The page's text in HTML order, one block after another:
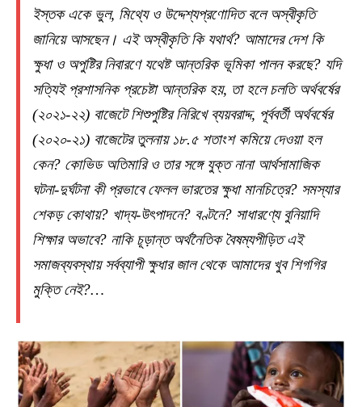
ইস্তক একে ভুল, মিথ্যে ও উদ্দেশ্যপ্রণোদিত বলে অস্বীকৃতি
জানিয়ে আসছেন। এই অস্বীকৃতি কি যথার্থ? আমাদের দেশ কি
ক্ষুধা ও অপুষ্টির নিবারণে যথেষ্ট আন্তরিক ভূমিকা পালন করছে? যদি
সত্যিই প্রশাসনিক প্রচেষ্টা আন্তরিক হয়, তা হলে চলতি অর্থবর্ষের
(২০২১-২২) বাজেটে শিশুপুষ্টির নিরিখে ব্যয়বরাদ্দ, পূর্ববর্তী অর্থবর্ষের
(২০২০-২১) বাজেটের তুলনায় ১৮.৫ শতাংশ কমিয়ে দেওয়া হল
কেন? কোভিড অতিমারি ও তার সঙ্গে যুক্ত নানা আর্থসামাজিক
ঘটনা-দুর্ঘটনা কী প্রভাবে ফেলল ভারতের ক্ষুধা মানচিত্রে? সমস্যার
শেকড় কোথায়? খাদ্য-উৎপাদনে? বণ্টনে? সাধারণ্যে বুনিয়াদি
শিক্ষার অভাবে? নাকি চূড়ান্ত অর্থনৈতিক বৈষম্যপীড়িত এই
সমাজব্যবস্থায় সর্বব্যাপী ক্ষুধার জাল থেকে আমাদের খুব শিগগির
মুক্তি নেই?…